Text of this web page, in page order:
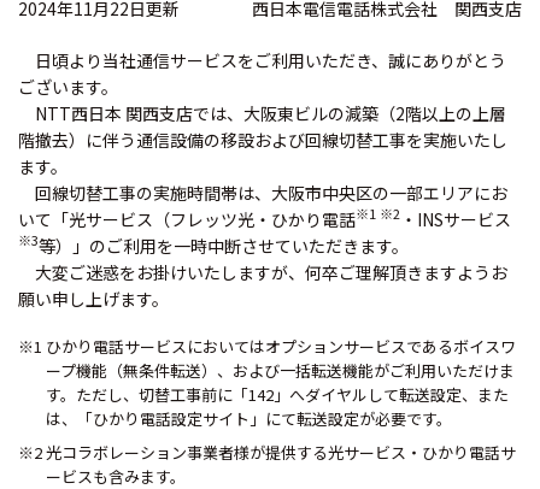
2024年11月22日更新
西日本電信電話株式会社 関西支店
日頃より当社通信サービスをご利用いただき、誠にありがとう
ございます。
NTT西日本 関西支店では、大阪東ビルの減築（2階以上の上層
階撤去）に伴う通信設備の移設および回線切替工事を実施いたし
ます。
回線切替工事の実施時間帯は、大阪市中央区の一部エリアにお
いて「光サービス（フレッツ光・ひかり電話※1 ※2 ・INSサービス
※3等）」のご利用を一時中断させていただきます。
大変ご迷惑をお掛けいたしますが、何卒ご理解頂きますようお
願い申し上げます。
※1 ひかり電話サービスにおいてはオプションサービスであるボイスワ
ープ機能（無条件転送）、および一括転送機能がご利用いただけま
す。ただし、切替工事前に「142」へダイヤルして転送設定、また
は、「ひかり電話設定サイト」にて転送設定が必要です。
※2 光コラボレーション事業者様が提供する光サービス・ひかり電話サ
ービスも含みます。